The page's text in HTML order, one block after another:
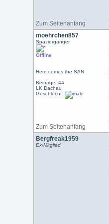
Zum Seitenanfang
moehrchen857
Spaziergänger
Offline
Here comes the SAN
Beiträge: 44
LK Dachau
Geschlecht:
Zum Seitenanfang
Bergfreak1959
Ex-Mitglied